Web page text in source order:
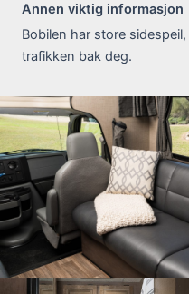
Annen viktig informasjon
Bobilen har store
trafikken bak deg.